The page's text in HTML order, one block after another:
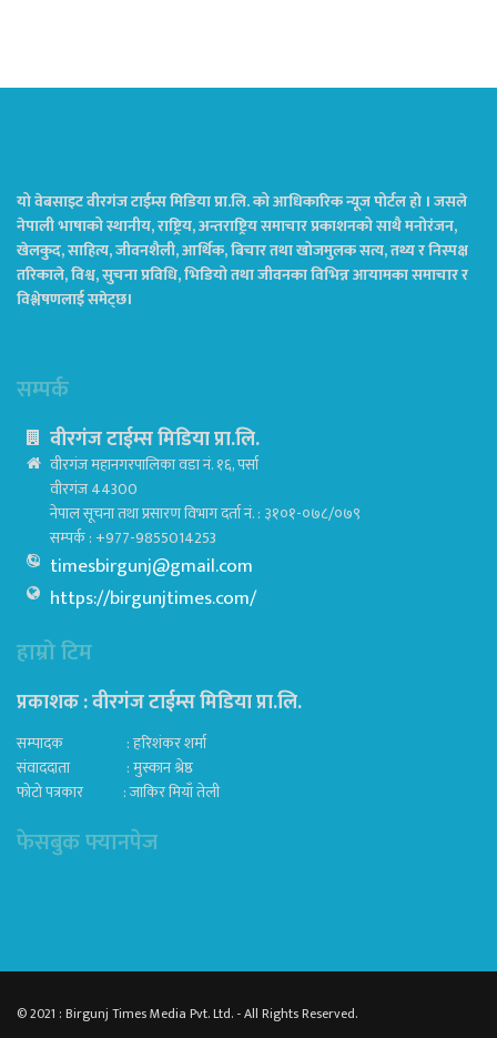
यो वेबसाइट वीरगंज टाईम्स मिडिया प्रा.लि. को आधिकारिक न्यूज पोर्टल हो । जसले
नेपाली भाषाको स्थानीय, राष्ट्रिय, अन्तराष्ट्रिय समाचार प्रकाशनको साथै मनोरंजन,
खेलकुद, साहित्य, जीवनशैली, आर्थिक, बिचार तथा खोजमुलक सत्य, तथ्य र निस्पक्ष
तरिकाले, विश्व, सुचना प्रविधि, भिडियो तथा जीवनका विभिन्न आयामका समाचार र
विश्लेषणलाई समेट्छ।
सम्पर्क
वीरगंज टाईम्स मिडिया प्रा.लि.
वीरगंज महानगरपालिका वडा नं. १६, पर्सा
वीरगंज 44300
नेपाल सूचना तथा प्रसारण विभाग दर्ता नं. : ३१०१-०७८/०७९
सम्पर्क : +977-9855014253
timesbirgunj@gmail.com
https://birgunjtimes.com/
हाम्रो टिम
प्रकाशक : वीरगंज टाईम्स मिडिया प्रा‍.लि.
सम्पादक : हरिशंकर शर्मा
संवाददाता : मुस्कान श्रेष्ठ
फोटो पत्रकार : जाकिर मियाँ तेली
फेसबुक फ्यानपेज
© 2021 : Birgunj Times Media Pvt. Ltd. - All Rights Reserved.